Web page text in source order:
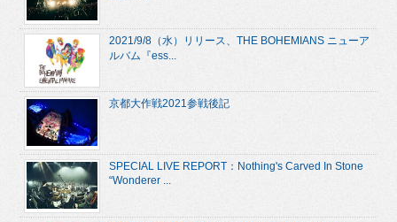
2021/9/8（水）リリース、THE BOHEMIANS ニューア
ルバム『ess...
京都大作戦2021参戦後記
SPECIAL LIVE REPORT：Nothing's Carved In Stone
“Wonderer ...